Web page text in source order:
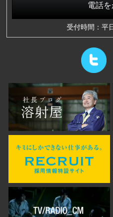
電話
受付時間：平